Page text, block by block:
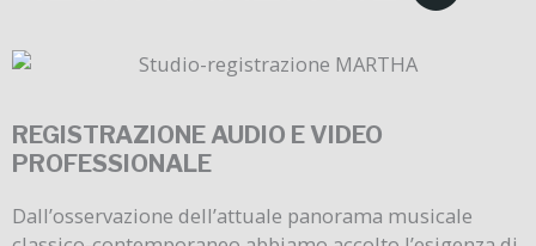
REGISTRAZIONE AUDIO E VIDEO
PROFESSIONALE
Dall’osservazione dell’attuale panorama musicale